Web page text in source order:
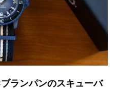
ランパンのスキューバ